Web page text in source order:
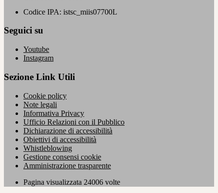
Codice IPA: istsc_miis07700L
Seguici su
Youtube
Instagram
Sezione Link Utili
Cookie policy
Note legali
Informativa Privacy
Ufficio Relazioni con il Pubblico
Dichiarazione di accessibilità
Obiettivi di accessibilità
Whistleblowing
Gestione consensi cookie
Amministrazione trasparente
Pagina visualizzata 24006 volte